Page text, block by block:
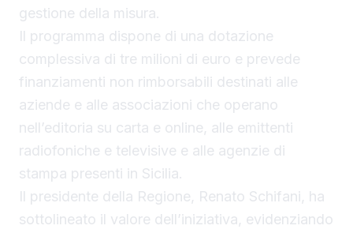
gestione della misura.
Il programma dispone di una dotazione
complessiva di tre milioni di euro e prevede
finanziamenti non rimborsabili destinati alle
aziende e alle associazioni che operano
nell’editoria su carta e online, alle emittenti
radiofoniche e televisive e alle agenzie di
stampa presenti in Sicilia.
Il presidente della Regione, Renato Schifani, ha
sottolineato il valore dell’iniziativa, evidenziando